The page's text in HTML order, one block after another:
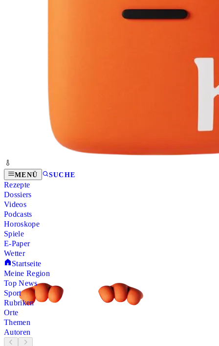
MENÜ SUCHE
Rezepte
Dossiers
Videos
Podcasts
Horoskope
Spiele
E-Paper
Wetter
Startseite
Meine Region
Top News
Sport
Rubriken
Orte
Themen
Autoren